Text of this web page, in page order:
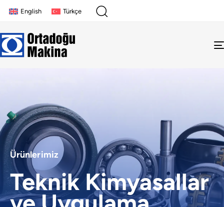
English Türkçe
Ürünlerimiz
Teknik Kimyasallar